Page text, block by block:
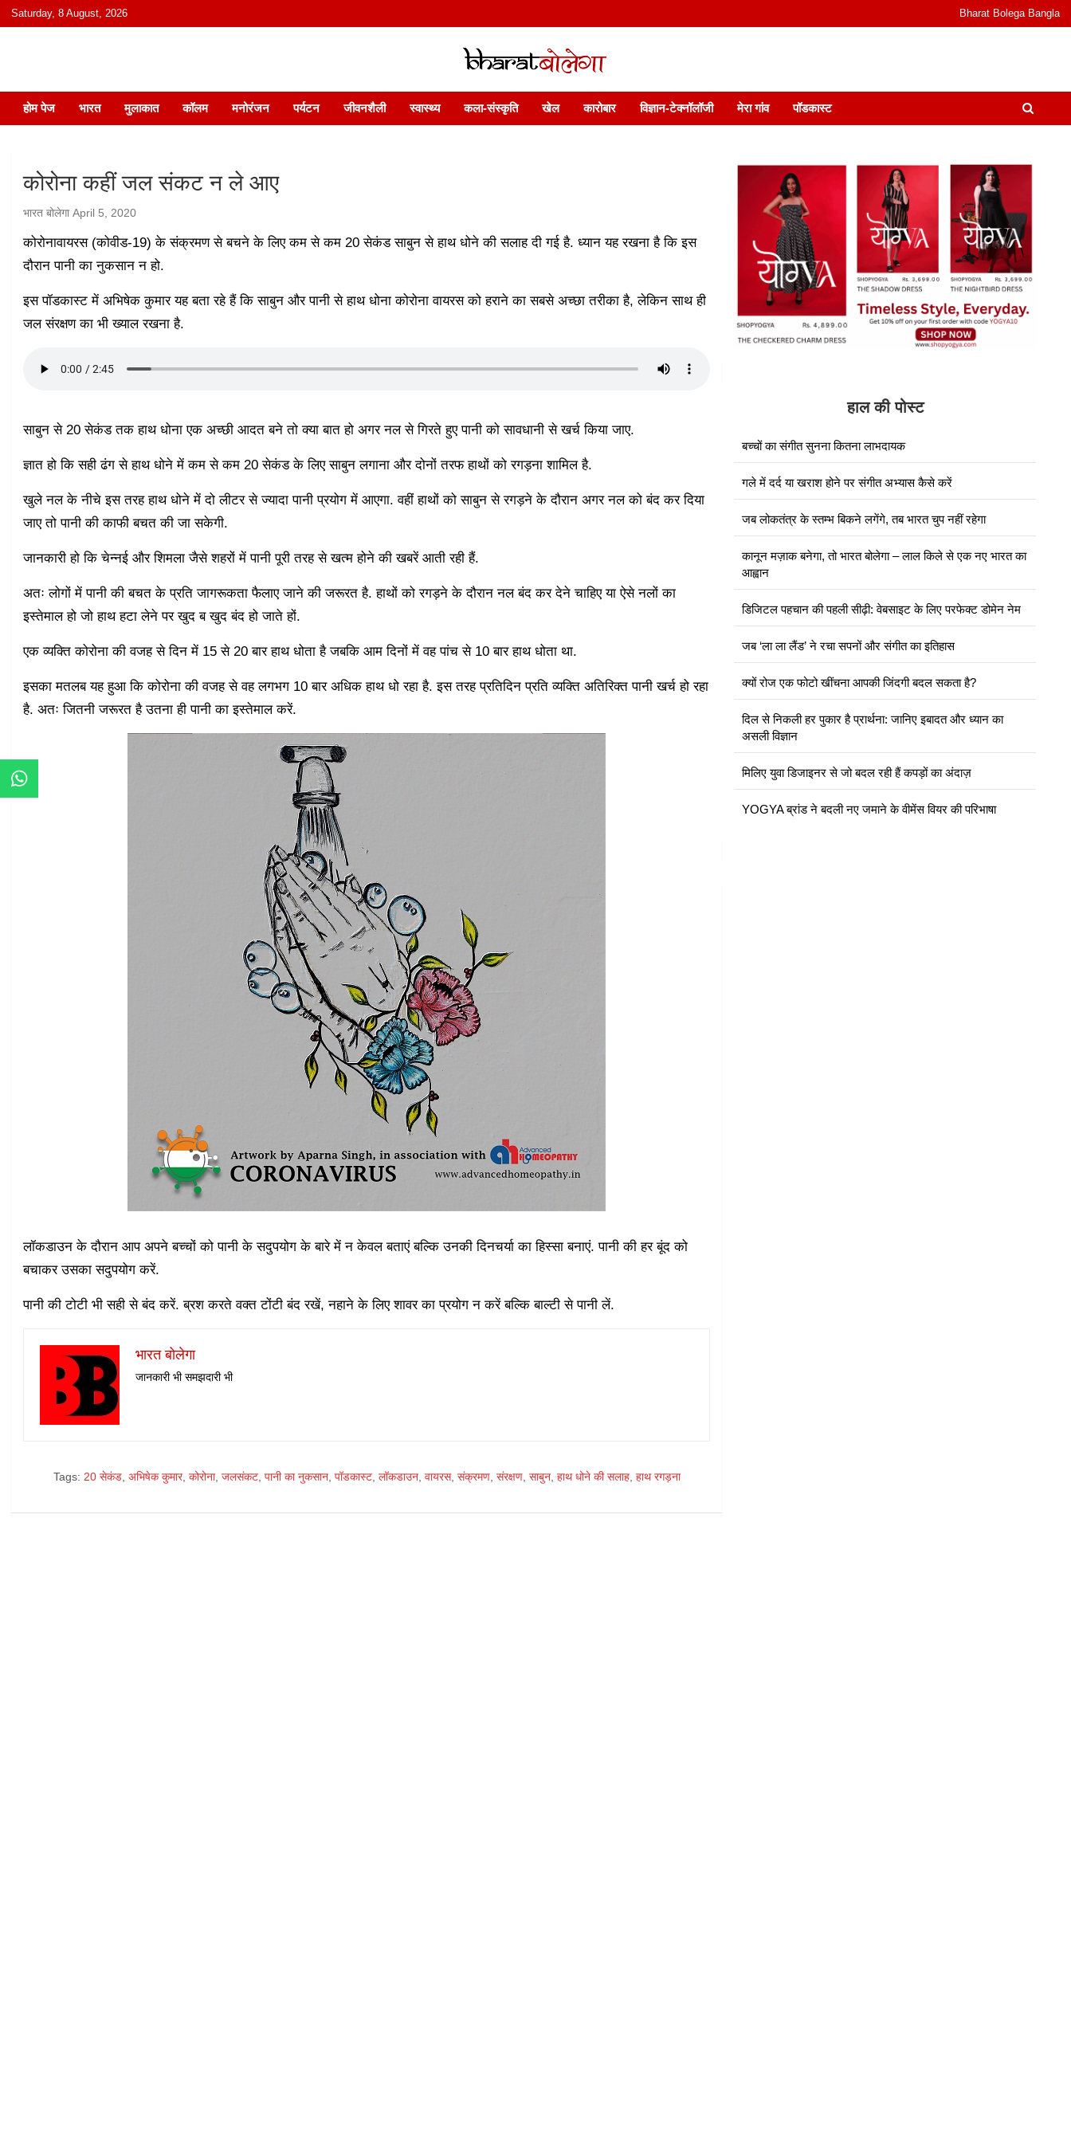
content
Saturday, 8 August, 2026 Bharat Bolega Bangla
भारत बोलेगा
हिंदी में समाचार, विचार, ऑडियो, वीडियो और फ़ीचर. भारत बोलेगा हिंदी न्यूज़ वेबसाइट India: News, Views, Info, Trends & Podcast I जानकारी भी समझदारी भी और पॉडकास्ट
होम पेज भारत मुलाकात कॉलम मनोरंजन पर्यटन जीवनशैली स्वास्थ्य कला-संस्कृति खेल कारोबार विज्ञान-टेक्नॉलॉजी मेरा गांव पॉडकास्ट
कोरोना कहीं जल संकट न ले आए
भारत बोलेगा April 5, 2020
कोरोनावायरस (कोवीड-19) के संक्रमण से बचने के लिए कम से कम 20 सेकंड साबुन से हाथ धोने की सलाह दी गई है. ध्यान यह रखना है कि इस
दौरान पानी का नुकसान न हो.
इस पॉडकास्ट में अभिषेक कुमार यह बता रहे हैं कि साबुन और पानी से हाथ धोना कोरोना वायरस को हराने का सबसे अच्छा तरीका है, लेकिन साथ ही
जल संरक्षण का भी ख्याल रखना है.
साबुन से 20 सेकंड तक हाथ धोना एक अच्छी आदत बने तो क्या बात हो अगर नल से गिरते हुए पानी को सावधानी से खर्च किया जाए.
ज्ञात हो कि सही ढंग से हाथ धोने में कम से कम 20 सेकंड के लिए साबुन लगाना और दोनों तरफ हाथों को रगड़ना शामिल है.
खुले नल के नीचे इस तरह हाथ धोने में दो लीटर से ज्यादा पानी प्रयोग में आएगा. वहीं हाथों को साबुन से रगड़ने के दौरान अगर नल को बंद कर दिया
जाए तो पानी की काफी बचत की जा सकेगी.
जानकारी हो कि चेन्नई और शिमला जैसे शहरों में पानी पूरी तरह से खत्म होने की खबरें आती रही हैं.
अतः लोगों में पानी की बचत के प्रति जागरूकता फैलाए जाने की जरूरत है. हाथों को रगड़ने के दौरान नल बंद कर देने चाहिए या ऐसे नलों का
इस्तेमाल हो जो हाथ हटा लेने पर खुद ब खुद बंद हो जाते हों.
एक व्यक्ति कोरोना की वजह से दिन में 15 से 20 बार हाथ धोता है जबकि आम दिनों में वह पांच से 10 बार हाथ धोता था.
इसका मतलब यह हुआ कि कोरोना की वजह से वह लगभग 10 बार अधिक हाथ धो रहा है. इस तरह प्रतिदिन प्रति व्यक्ति अतिरिक्त पानी खर्च हो रहा
है. अतः जितनी जरूरत है उतना ही पानी का इस्तेमाल करें.
लॉकडाउन के दौरान आप अपने बच्चों को पानी के सदुपयोग के बारे में न केवल बताएं बल्कि उनकी दिनचर्या का हिस्सा बनाएं. पानी की हर बूंद को
बचाकर उसका सदुपयोग करें.
पानी की टोटी भी सही से बंद करें. ब्रश करते वक्त टोंटी बंद रखें, नहाने के लिए शावर का प्रयोग न करें बल्कि बाल्टी से पानी लें.
भारत बोलेगा
जानकारी भी समझदारी भी
Tags: 20 सेकंड, अभिषेक कुमार, कोरोना, जलसंकट, पानी का नुकसान, पॉडकास्ट, लॉकडाउन, वायरस, संक्रमण, संरक्षण, साबुन, हाथ धोने की सलाह, हाथ रगड़ना
हाल की पोस्ट
बच्चों का संगीत सुनना कितना लाभदायक
गले में दर्द या खराश होने पर संगीत अभ्यास कैसे करें
जब लोकतंत्र के स्तम्भ बिकने लगेंगे, तब भारत चुप नहीं रहेगा
कानून मज़ाक बनेगा, तो भारत बोलेगा – लाल किले से एक नए भारत का
आह्वान
डिजिटल पहचान की पहली सीढ़ी: वेबसाइट के लिए परफेक्ट डोमेन नेम
जब ‘ला ला लैंड’ ने रचा सपनों और संगीत का इतिहास
क्यों रोज एक फोटो खींचना आपकी जिंदगी बदल सकता है?
दिल से निकली हर पुकार है प्रार्थना: जानिए इबादत और ध्यान का
असली विज्ञान
मिलिए युवा डिजाइनर से जो बदल रही हैं कपड़ों का अंदाज़
YOGYA ब्रांड ने बदली नए जमाने के वीमेंस वियर की परिभाषा